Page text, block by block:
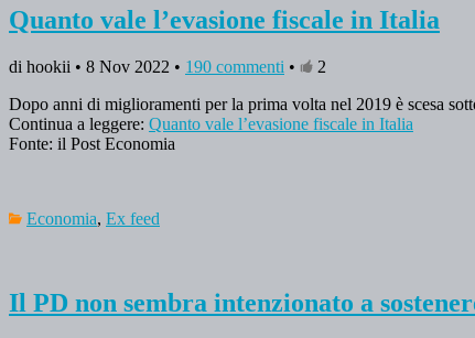
Quanto vale l’evasione fiscale in Italia
di hookii • 8 Nov 2022 • 190 commenti •
2
Dopo anni di miglioramenti per la prima volta nel 2019 è scesa
Continua a leggere: Quanto vale l’evasione fiscale in Italia
Fonte: il Post Economia
Economia, Ex feed
Il PD non sembra intenzionato a